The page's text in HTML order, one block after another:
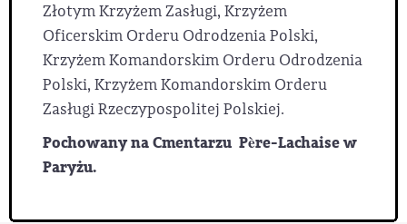
Złotym Krzyżem Zasługi, Krzyżem
Oficerskim Orderu Odrodzenia Polski,
Krzyżem Komandorskim Orderu Odrodzenia
Polski, Krzyżem Komandorskim Orderu
Zasługi Rzeczypospolitej Polskiej.
Pochowany na Cmentarzu Père-Lachaise w
Paryżu.